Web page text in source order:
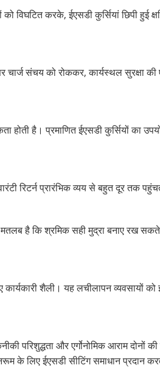
विघटित करके, ईएसडी कुर्सियां ​​छिपी हुई
चार्ज संचय को रोककर, कार्यस्थल सुरक्षा
होती है। प्रमाणित ईएसडी कुर्सियों का
रिटर्न प्रारंभिक व्यय से बहुत दूर तक
है कि श्रमिक सही मुद्रा बनाए रख
शैली। यह लचीलापन व्यवसायों को
परिशुद्धता और एर्गोनोमिक आराम दोनों
के लिए ईएसडी सीटिंग समाधान प्रदान